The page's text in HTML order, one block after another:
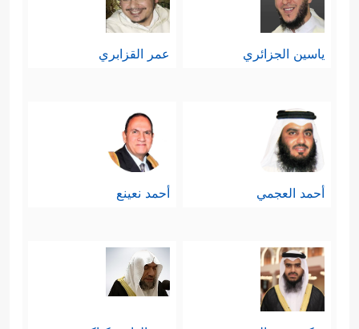
ياسين الجزائري عمر القزابري
أحمد العجمي أحمد نعينع